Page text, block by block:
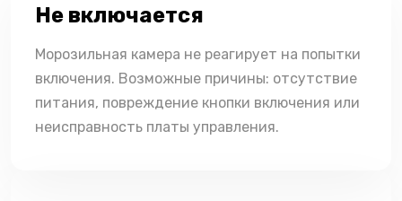
Не включается
Морозильная камера не реагирует на попытки
включения. Возможные причины: отсутствие
питания, повреждение кнопки включения или
неисправность платы управления.